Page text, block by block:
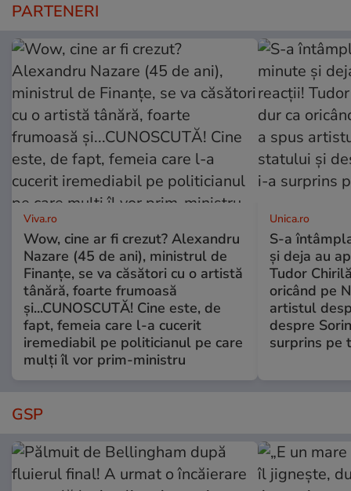
PARTENERI
Viva.ro
Wow, cine ar fi crezut? Alexandru
Nazare (45 de ani), ministrul de
Finanțe, se va căsători cu o artistă
tânără, foarte frumoasă
și...CUNOSCUTĂ! Cine este, de
fapt, femeia care l-a cucerit
iremediabil pe politicianul pe care
mulți îl vor prim-ministru
Unica.ro
S-a
și deja au
Tudor
oricând pe
artistul
despre
surprins pe
GSP